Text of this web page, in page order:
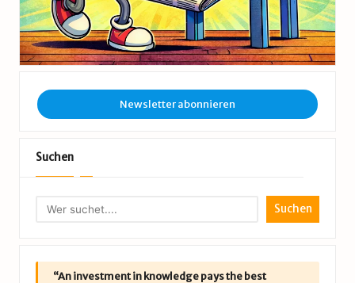
Newsletter abonnieren
Suchen
Suchen
“An investment in knowledge pays the best